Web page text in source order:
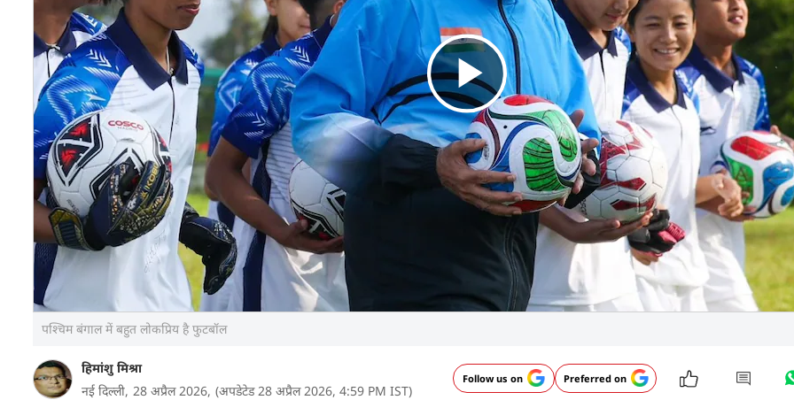
पश्चिम बंगाल में बहुत लोकप्रिय है फुटबॉल
हिमांशु मिश्रा
नई दिल्ली, 28 अप्रैल 2026, (अपडेटेड 28 अप्रैल 2026, 4:59 PM IST)
Follow us on Preferred on